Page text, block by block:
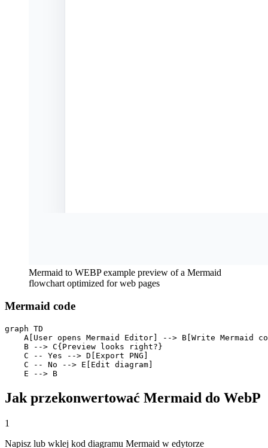
Mermaid to WEBP example preview of a Mermaid
flowchart optimized for web pages
Mermaid code
graph TD
A[User opens Mermaid Editor] --> B[Write Mermaid
    B --> C{Preview looks right?}
    C -- Yes --> D[Export PNG]
    C -- No --> E[Edit diagram]
    E --> B
Jak przekonwertować Mermaid do WebP
1
Napisz lub wklej kod diagramu Mermaid w edytorze